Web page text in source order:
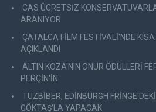
CAS ÜCRETSİZ
ARANIYOR
ÇATALCA FİLM FESTİVALİ'NDE
AÇIKLANDI
ALTIN KOZA'NIN ONUR ÖDÜLLERİ
PERÇİN'İN
TUZBİBER, EDİNBURGH
GÖKTAŞ'LA YAPACAK